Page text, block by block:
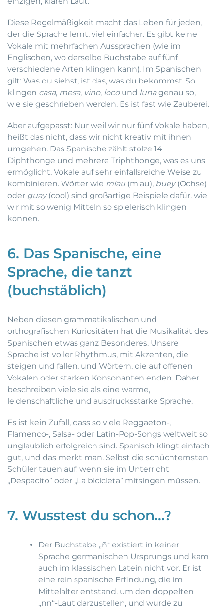
Diese Regelmäßigkeit macht das Leben für jeden,
der die Sprache lernt, viel einfacher. Es gibt keine
Vokale mit mehrfachen Aussprachen (wie im
Englischen, wo derselbe Buchstabe auf fünf
verschiedene Arten klingen kann). Im Spanischen
gilt: Was du siehst, ist das, was du bekommst. So
klingen casa, mesa, vino, locound lunagenau so,
wie sie geschrieben werden. Es ist fast wie Zauberei.
Aber aufgepasst: Nur weil wir nur fünf Vokale haben,
heißt das nicht, dass wir nicht kreativ mit ihnen
umgehen. Das Spanische zählt stolze 14
Diphthonge und mehrere Triphthonge, was es uns
ermöglicht, Vokale auf sehr einfallsreiche Weise zu
kombinieren. Wörter wie miau (miau), buey(Ochse)
oder guay(cool) sind großartige Beispiele dafür, wie
wir mit so wenig Mitteln so spielerisch klingen
können.
6. Das Spanische, eine
Sprache, die tanzt
(buchstäblich)
Neben diesen grammatikalischen und
orthografischen Kuriositäten hat die Musikalität des
Spanischen etwas ganz Besonderes. Unsere
Sprache ist voller Rhythmus, mit Akzenten, die
steigen und fallen, und Wörtern, die auf offenen
Vokalen oder starken Konsonanten enden. Daher
beschreiben viele sie als eine warme,
leidenschaftliche und ausdrucksstarke Sprache.
Es ist kein Zufall, dass so viele Reggaeton-,
Flamenco-, Salsa- oder Latin-Pop-Songs weltweit so
unglaublich erfolgreich sind. Spanisch klingt einfach
gut, und das merkt man. Selbst die schüchternsten
Schüler tauen auf, wenn sie im Unterricht
„Despacito“ oder „La bicicleta“ mitsingen müssen.
7. Wusstest du schon…?
Der Buchstabe „ñ“ existiert in keiner
Sprache germanischen Ursprungs und kam
auch im klassischen Latein nicht vor. Er ist
eine rein spanische Erfindung, die im
Mittelalter entstand, um den doppelten
„nn“-Laut darzustellen, und wurde zu